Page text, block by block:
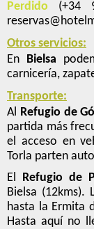
Perdido (+34
Otros servicios:
En
Bielsa
carnicería,
Transporte:
Al
Refugio de
partida más
el acceso en
Torla parten
El
Refugio de
Bielsa
hasta la Ermita
Hasta aquí no